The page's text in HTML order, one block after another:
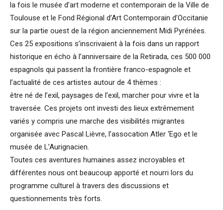
la fois le musée d’art moderne et contemporain de la Ville de
Toulouse et le Fond Régional d’Art Contemporain d’Occitanie
sur la partie ouest de la région anciennement Midi Pyrénées.
Ces 25 expositions s’inscrivaient à la fois dans un rapport
historique en écho à l’anniversaire de la Retirada, ces 500 000
espagnols qui passent la frontière franco-espagnole et
l’actualité de ces artistes autour de 4 thèmes :
être né de l’exil, paysages de l’exil, marcher pour vivre et la
traversée. Ces projets ont investi des lieux extrêmement
variés y compris une marche des visibilités migrantes
organisée avec Pascal Lièvre, l’assocation Atler ‘Ego et le
musée de L’Aurignacien.
Toutes ces aventures humaines assez incroyables et
différentes nous ont beaucoup apporté et nourri lors du
programme culturel à travers des discussions et
questionnements très forts.